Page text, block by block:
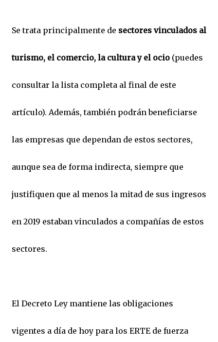
Se trata principalmente de sectores vinculados al
turismo, el comercio, la cultura y el ocio (puedes
consultar la lista completa al final de este
artículo). Además, también podrán beneficiarse
las empresas que dependan de estos sectores,
aunque sea de forma indirecta, siempre que
justifiquen que al menos la mitad de sus ingresos
en 2019 estaban vinculados a compañías de estos
sectores.
El Decreto Ley mantiene las obligaciones
vigentes a día de hoy para los ERTE de fuerza